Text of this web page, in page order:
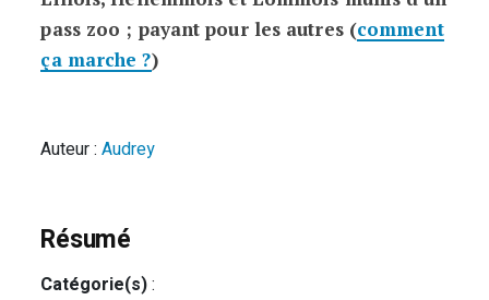
pass zoo ; payant pour les autres (comment
ça marche ?)
Auteur :Audrey
Résumé
Catégorie(s):